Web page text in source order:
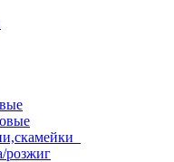
розжиг